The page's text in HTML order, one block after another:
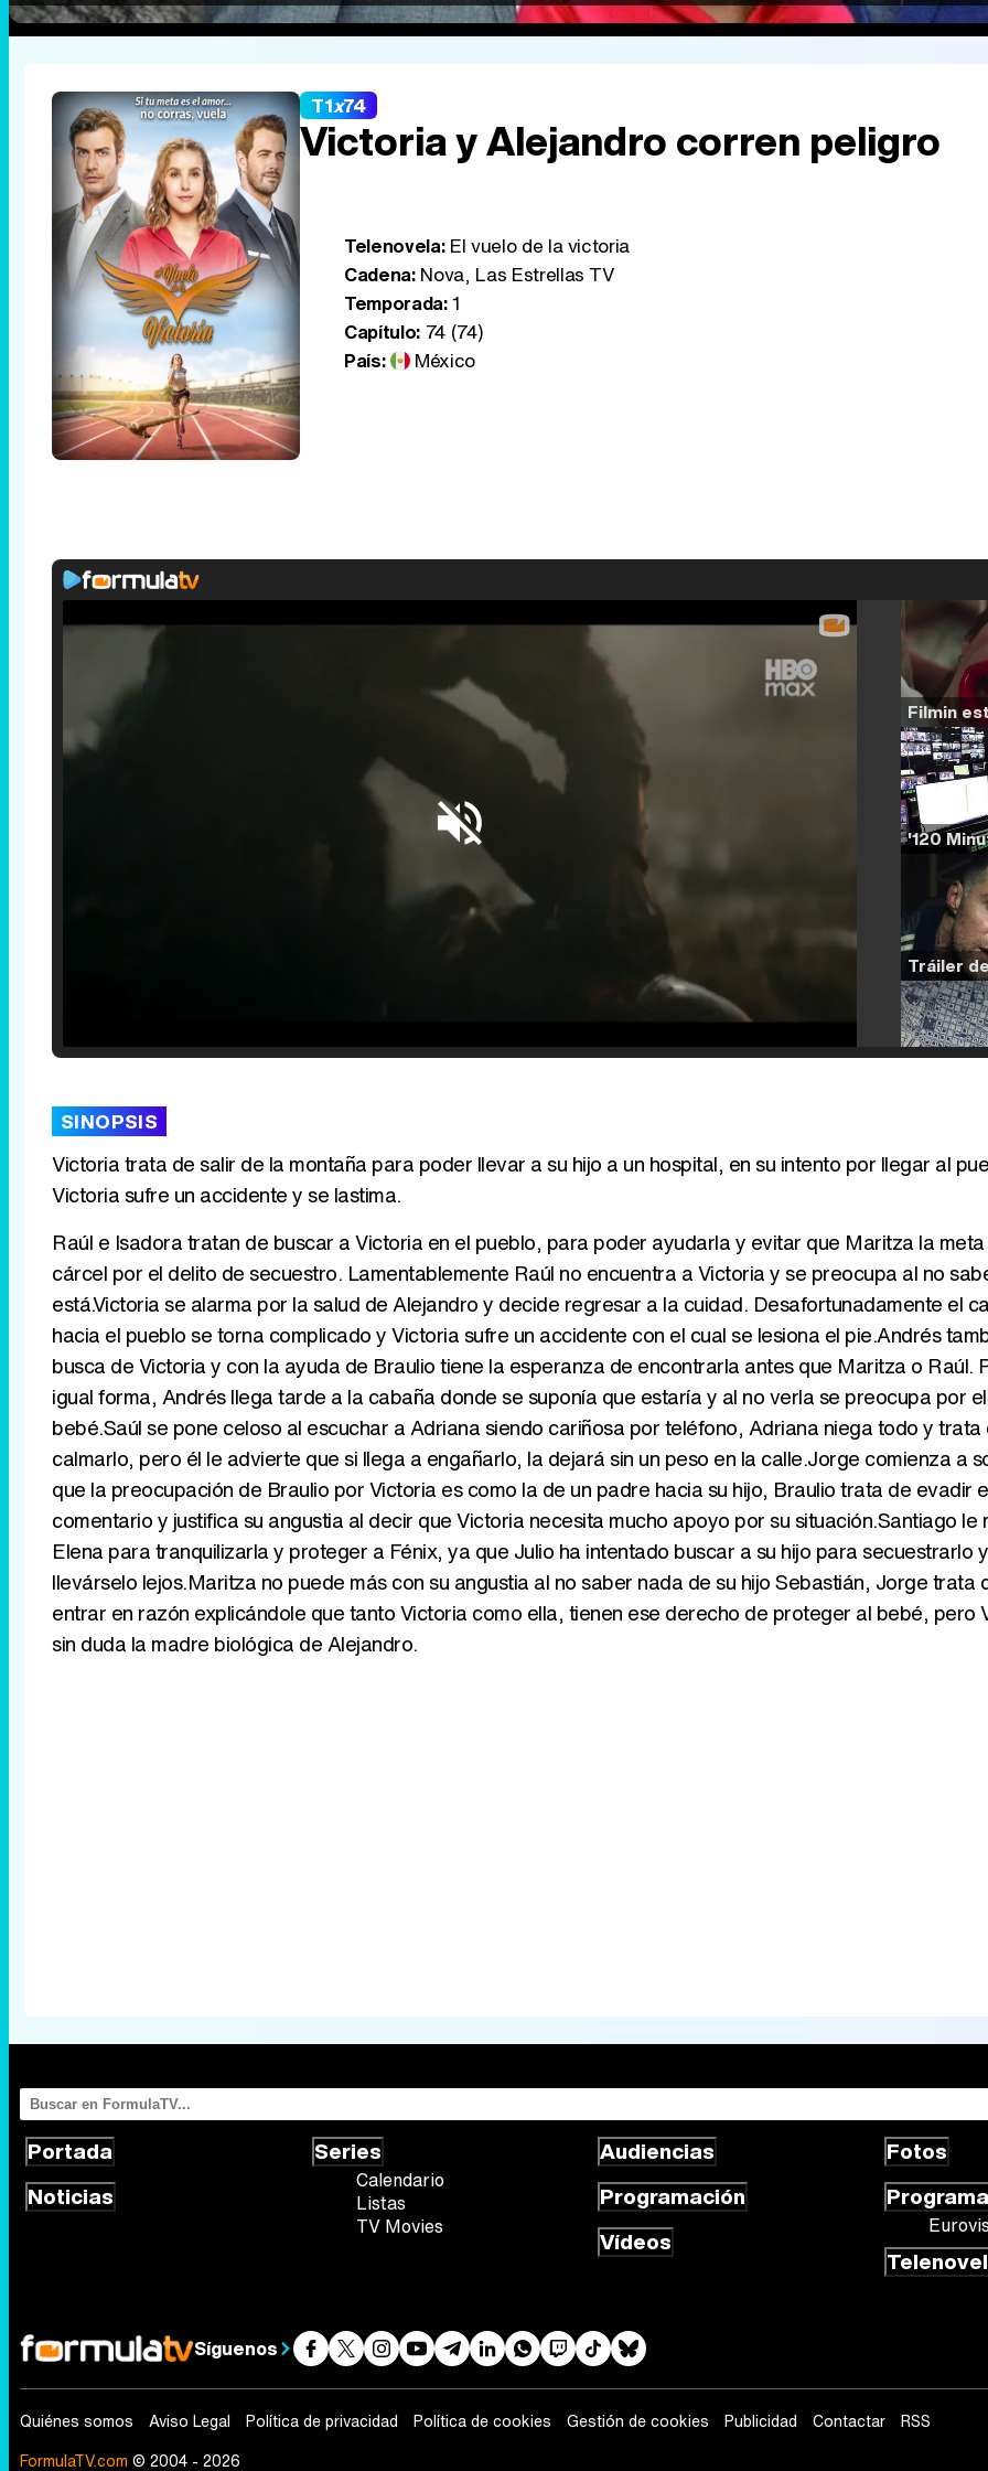
T1x74
Victoria y Alejandro corren peligro
Telenovela:El vuelo de la victoria
Cadena:Nova, Las Estrellas TV
Temporada:1
Capítulo:74 (74)
País:
México
SINOPSIS
Victoria trata de salir de la montaña para poder llevar a su hijo a un hospital, en su intento por llegar al
Victoria sufre un accidente y se lastima.
Raúl e Isadora tratan de buscar a Victoria en el pueblo, para poder ayudarla y evitar que Maritza la
cárcel por el delito de secuestro. Lamentablemente Raúl no encuentra a Victoria y se preocupa al no
está.Victoria se alarma por la salud de Alejandro y decide regresar a la cuidad. Desafortunadamente el
hacia el pueblo se torna complicado y Victoria sufre un accidente con el cual se lesiona el pie.Andrés
busca de Victoria y con la ayuda de Braulio tiene la esperanza de encontrarla antes que Maritza o Raúl.
igual forma, Andrés llega tarde a la cabaña donde se suponía que estaría y al no verla se preocupa por
bebé.Saúl se pone celoso al escuchar a Adriana siendo cariñosa por teléfono, Adriana niega todo y trata
calmarlo, pero él le advierte que si llega a engañarlo, la dejará sin un peso en la calle.Jorge comienza a
que la preocupación de Braulio por Victoria es como la de un padre hacia su hijo, Braulio trata de evadir
comentario y justifica su angustia al decir que Victoria necesita mucho apoyo por su situación.Santiago le
Elena para tranquilizarla y proteger a Fénix, ya que Julio ha intentado buscar a su hijo para secuestrarlo y
llevárselo lejos.Maritza no puede más con su angustia al no saber nada de su hijo Sebastián, Jorge trata
entrar en razón explicándole que tanto Victoria como ella, tienen ese derecho de proteger al bebé, pero
sin duda la madre biológica de Alejandro.
Portada
Noticias
Series
Calendario
Listas
TV Movies
Audiencias
Programación
Vídeos
Fotos
Síguenos
Quiénes somos Aviso Legal Política de privacidad Política de cookies Gestión de cookies Publicidad Contactar
RSS
FormulaTV.com © 2004 - 2026